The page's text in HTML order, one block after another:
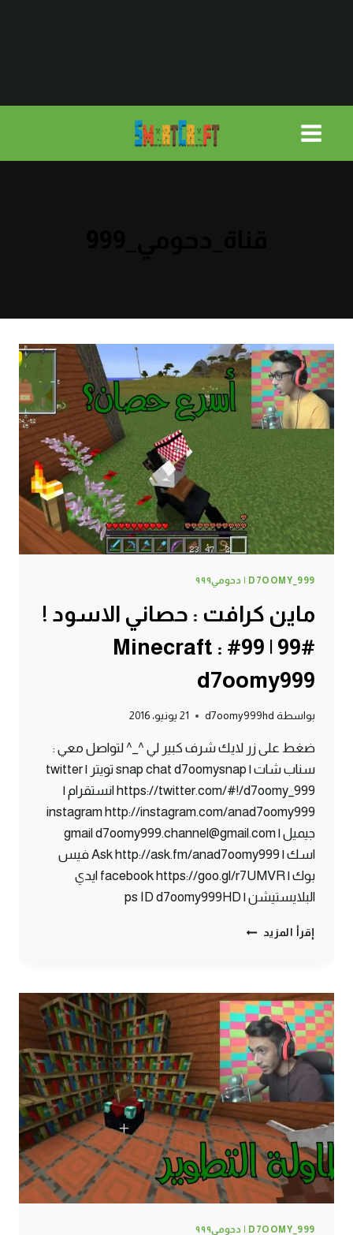
D7OOMY_999 | دحومي٩٩٩
ماين كرافت : حصاني الاسود !
#99 | 99# Minecraft :
d7oomy999
بواسطة d7oomy999hd 21 يونيو، 2016
ضغط على زر لايك شرف كبير لي ^_^ لتواصل معي :
سناب شات | snap chat d7oomysnap تويتر | twitter
https://twitter.com/#!/d7oomy_999 انستقرام |
instagram http://instagram.com/anad7oomy999
جيميل | gmail d7oomy999.channel@gmail.com
اسك | Ask http://ask.fm/anad7oomy999 فيس
بوك | facebook https://goo.gl/r7UMVR ايدي
البلايستيشن | ps ID d7oomy999HD
إقرأ المزيد ماين
الاسود
!
#99
|
99#
MINECRAFT
:
D7OOMY999
D7OOMY_999 | دحومي٩٩٩